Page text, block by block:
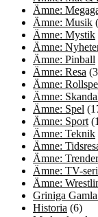
Ämne:
Ämne: Musik
Ämne: Mystik
Ämne:
Ämne: Pinball
Ämne: Resa
Ämne:
Ämne:
Ämne: Spel
Ämne: Sport
Ämne: Teknik
Ämne:
Ämne: Trender
Ämne: TV-
Ämne:
Griniga
Historia (6)